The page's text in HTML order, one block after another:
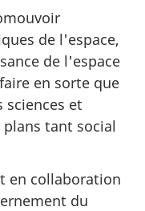
de l'espace,
de l'espace
en sorte que
sciences et
tant social
en collaboration
du